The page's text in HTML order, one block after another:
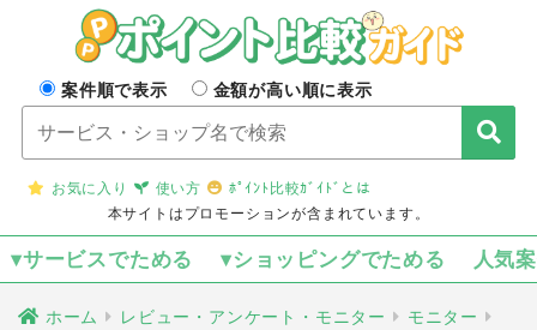
案件順で表示 金額が高い順に表示
お気に入り 使い方
ﾎﾟｲﾝﾄ比較ｶﾞｲﾄﾞとは
本サイトはプロモーションが含まれています。
▾サービスでためる ▾ショッピングでためる 人気
ホーム レビュー・アンケート・モニター モニター